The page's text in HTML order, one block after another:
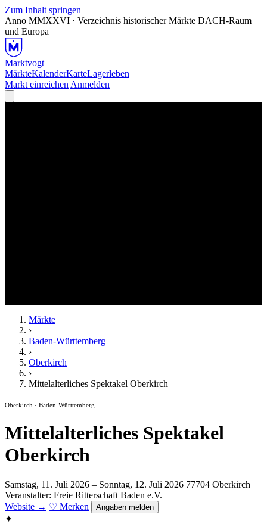
Zum Inhalt springen
Anno MMXXVI · Verzeichnis historischer Märkte DACH-Raum
und Europa
Marktvogt
MärkteKalenderKarteLagerleben
Markt einreichen Anmelden
Märkte
›
Baden-Württemberg
›
Oberkirch
›
Mittelalterliches Spektakel Oberkirch
Oberkirch · Baden-Württemberg
Mittelalterliches Spektakel
Oberkirch
Samstag, 11. Juli 2026 – Sonntag, 12. Juli 2026 77704 Oberkirch
Veranstalter: Freie Ritterschaft Baden e.V.
Website → ♡ Merken Angaben melden
✦